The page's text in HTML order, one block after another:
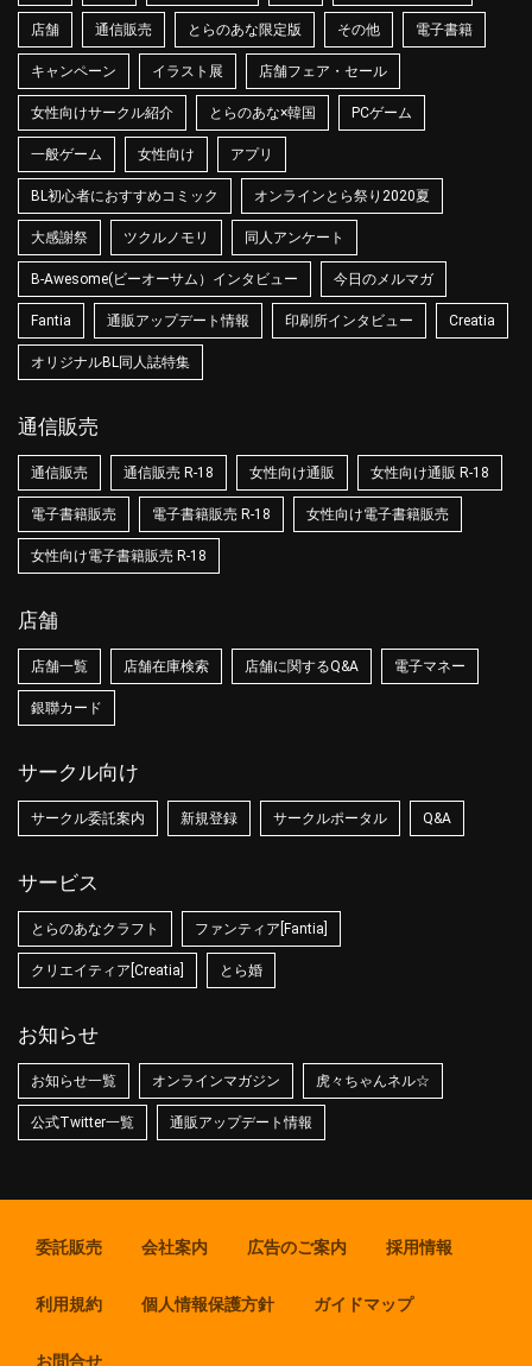
店舗 通信販売 とらのあな限定版 その他 電子書籍
キャンペーン イラスト展 店舗フェア・セール
女性向けサークル紹介 とらのあな×韓国 PCゲーム
一般ゲーム 女性向け アプリ
BL初心者におすすめコミック オンラインとら祭り2020夏
大感謝祭 ツクルノモリ 同人アンケート
B-Awesome(ビーオーサム）インタビュー 今日のメルマガ
Fantia 通販アップデート情報 印刷所インタビュー Creatia
オリジナルBL同人誌特集
通信販売
通信販売 通信販売 R-18 女性向け通販 女性向け通販 R-18
電子書籍販売 電子書籍販売 R-18 女性向け電子書籍販売
女性向け電子書籍販売 R-18
店舗
店舗一覧 店舗在庫検索 店舗に関するQ&A 電子マネー
銀聯カード
サークル向け
サークル委託案内 新規登録 サークルポータル Q&A
サービス
とらのあなクラフト ファンティア[Fantia]
クリエイティア[Creatia] とら婚
お知らせ
お知らせ一覧 オンラインマガジン 虎々ちゃんネル☆
公式Twitter一覧 通販アップデート情報
委託販売 会社案内 広告のご案内 採用情報
利用規約 個人情報保護方針 ガイドマップ
お問合せ